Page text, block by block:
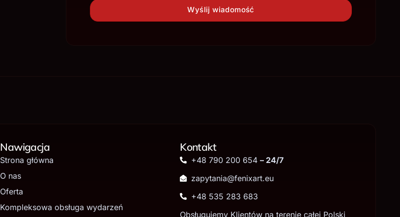
Wyślij wiadomość
Nawigacja
Strona główna
O nas
Oferta
Kompleksowa obsługa wydarzeń
Kontakt
+48 790 200 654 – 24/7
zapytania@fenixart.eu
+48 535 283 683
Obsługujemy Klientów na terenie całej Polski